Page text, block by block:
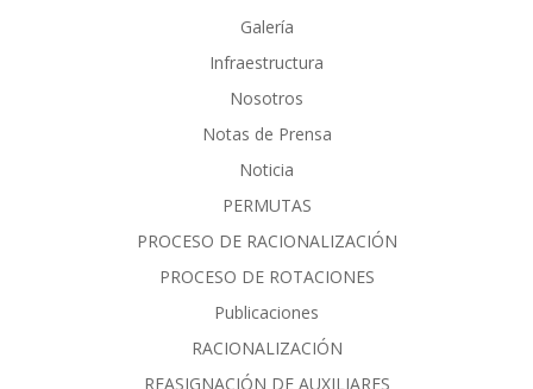
Galería
Infraestructura
Nosotros
Notas de Prensa
Noticia
PERMUTAS
PROCESO DE RACIONALIZACIÓN
PROCESO DE ROTACIONES
Publicaciones
RACIONALIZACIÓN
REASIGNACIÓN DE AUXILIARES